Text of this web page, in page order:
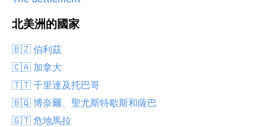
北美洲的國家
🇧🇿 伯利茲
🇨🇦 加拿大
🇹🇹 千里達及托巴哥
🇧🇶 博奈爾、聖尤斯特歇斯和薩巴
🇬🇹 危地馬拉